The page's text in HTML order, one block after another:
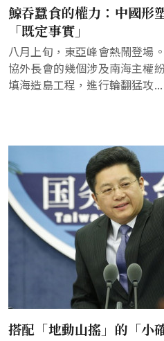
鯨吞蠶食的權力：中國形
「既定事實」
八月上旬，東亞峰會熱鬧登場
協外長會的幾個涉及南海主權
填海造島工程，進行輪翻猛攻...
搭配「地動山搖」的「小確